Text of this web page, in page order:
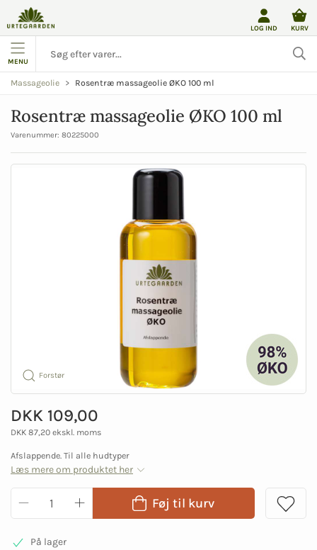
LOG IND KURV
MENU
Massageolie Rosentræ massageolie ØKO 100 ml
Rosentræ massageolie ØKO 100 ml
Varenummer: 80225000
Forstør
DKK 109,00
DKK 87,20 ekskl. moms
Afslappende. Til alle hudtyper
Læs mere om produktet her
Føj til kurv
På lager